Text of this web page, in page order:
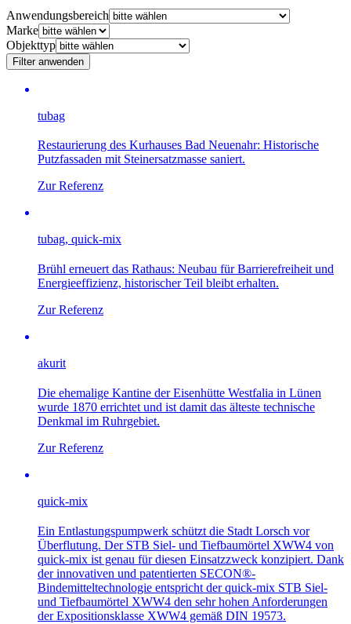
Anwendungsbereich
Marke
Objekttyp
Filter anwenden
tubag
Restaurierung des Kurhauses Bad Neuenahr: Historische
Putzfassaden mit Steinersatzmasse saniert.
Zur Referenz
tubag, quick-mix
Brühl erneuert das Rathaus: Neubau für Barrierefreiheit und
Energieeffizienz, historischer Teil bleibt erhalten.
Zur Referenz
akurit
Die ehemalige Kantine der Eisenhütte Westfalia in Lünen
wurde 1870 errichtet und ist damit das älteste technische
Denkmal im Ruhrgebiet.
Zur Referenz
quick-mix
Ein Entlastungspumpwerk schützt die Stadt Lorsch vor
Überflutung. Der STB Siel- und Tiefbaumörtel XWW4 von
quick-mix ist genau für diesen Einsatzzweck konzipiert. Dank
der innovativen und patentierten SECON®-
Bindemitteltechnologie entspricht der quick-mix STB Siel-
und Tiefbaumörtel XWW4 den sehr hohen Anforderungen
der Expositionsklasse XWW4 gemäß DIN 19573.